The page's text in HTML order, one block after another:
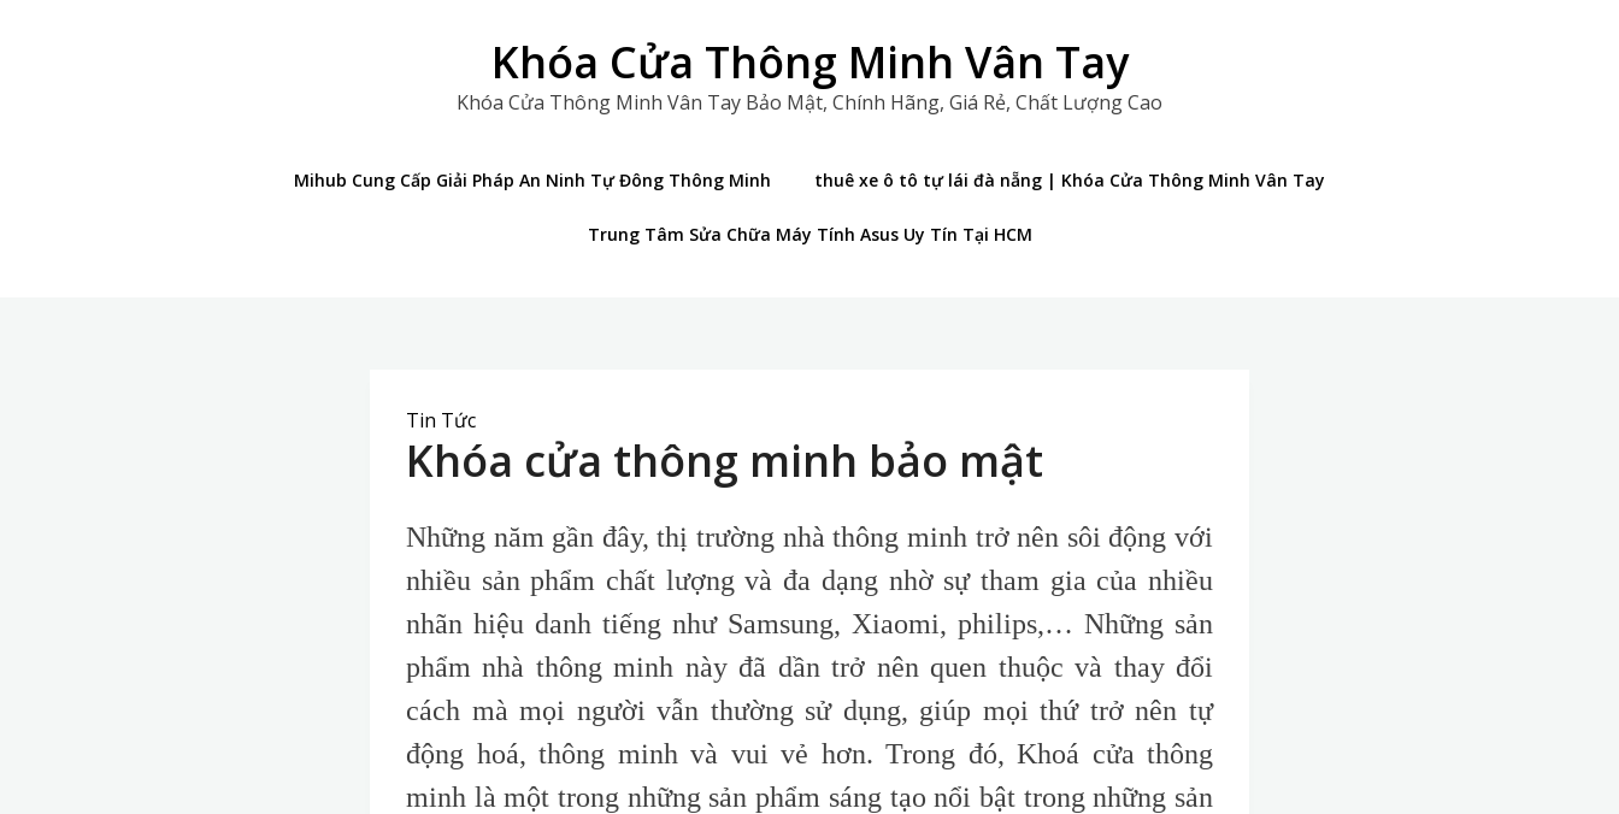
Khóa Cửa Thông Minh Vân Tay
Khóa Cửa Thông Minh Vân Tay Bảo Mật, Chính Hãng, Giá Rẻ, Chất Lượng Cao
Mihub Cung Cấp Giải Pháp An Ninh Tự Đông Thông Minh thuê xe ô tô tự lái đà nẵng | Khóa Cửa Thông Minh Vân Tay
Trung Tâm Sửa Chữa Máy Tính Asus Uy Tín Tại HCM
Tin Tức
Khóa cửa thông minh bảo mật
Những năm gần đây, thị trường nhà thông minh trở nên sôi động với
nhiều sản phẩm chất lượng và đa dạng nhờ sự tham gia của nhiều
nhãn hiệu danh tiếng như Samsung, Xiaomi, philips,… Những sản
phẩm nhà thông minh này đã dần trở nên quen thuộc và thay đổi
cách mà mọi người vẫn thường sử dụng, giúp mọi thứ trở nên tự
động hoá, thông minh và vui vẻ hơn. Trong đó, Khoá cửa thông
minh là một trong những sản phẩm sáng tạo nổi bật trong những sản